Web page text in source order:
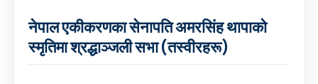
नेपाल एकीकरणका सेनापति अमरसिंह थापाको
स्मृतिमा श्रद्धाञ्जली सभा (तस्वीरहरू)